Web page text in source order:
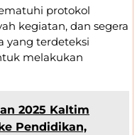
protokol
kegiatan, dan segera
yang terdeteksi
melakukan
2025 Kaltim
Pendidikan,